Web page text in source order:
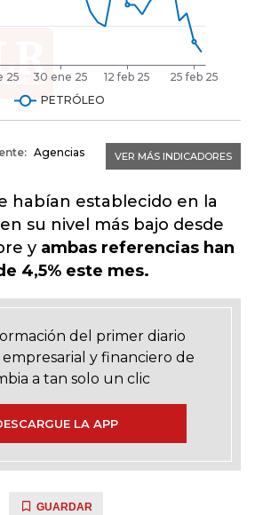
habían establecido en la
su nivel más bajo desde
y ambas referencias han
4,5% este mes.
del primer diario
y financiero de
a tan solo un clic
LA APP
GUARDAR